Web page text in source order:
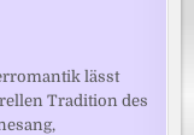
lässt
Tradition des